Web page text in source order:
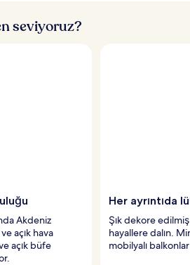
seviyoruz?
Akdeniz
açık hava
açık büfe
Her ayrıntıda
Şık dekore
hayallere dalın.
mobilyalı